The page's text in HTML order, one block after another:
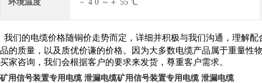
环境温度 － 4 0 ～＋ 55 ℃
我们的电缆价格随铜价走势而定，详细并积极与我们沟通，理解
品的质量，以及质优价谦的价格。因为大多数电缆产品属于重量性
买家咨询，我们会根据客户的要求来发货，尊重客户需求。
矿用信号装置专用电缆 泄漏电缆矿用信号装置专用电缆 泄漏电缆